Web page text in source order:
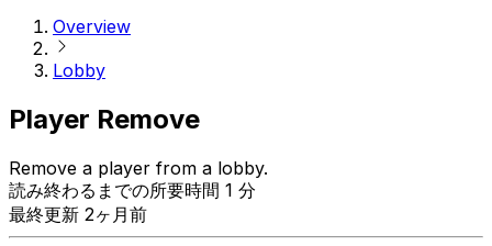
Overview
Lobby
Player Remove
Remove a player from a lobby.
読み終わるまでの所要時間 1 分
最終更新 2ヶ月前